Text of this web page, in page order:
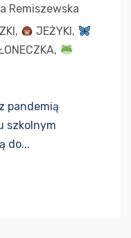
Remiszewska
, JEŻYKI,
,
pandemią
szkolnym
do...